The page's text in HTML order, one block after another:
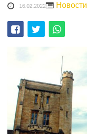
16.02.2022 Новости